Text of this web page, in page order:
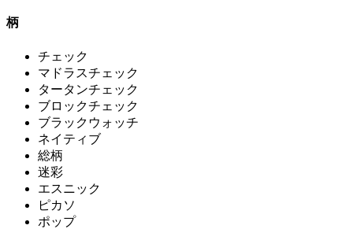
柄
チェック
マドラスチェック
タータンチェック
ブロックチェック
ブラックウォッチ
ネイティブ
総柄
迷彩
エスニック
ピカソ
ポップ